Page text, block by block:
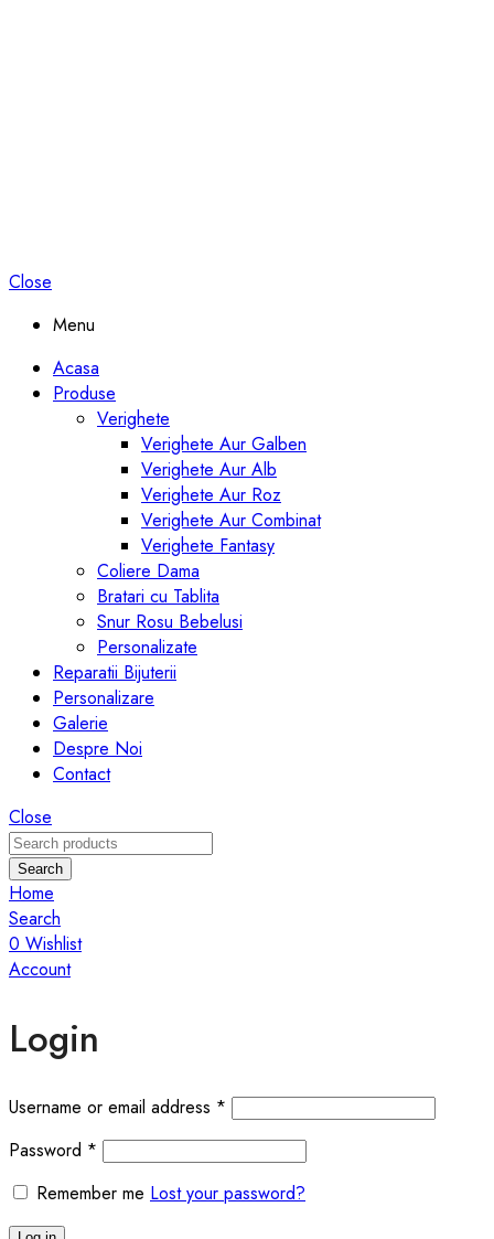
Close
Menu
Acasa
Produse
Verighete
Verighete Aur Galben
Verighete Aur Alb
Verighete Aur Roz
Verighete Aur Combinat
Verighete Fantasy
Coliere Dama
Bratari cu Tablita
Snur Rosu Bebelusi
Personalizate
Reparatii Bijuterii
Personalizare
Galerie
Despre Noi
Contact
Close
Search
Home
Search
0 Wishlist
Account
Login
Username or email address * Required
Password * Required
Remember me Lost your password?